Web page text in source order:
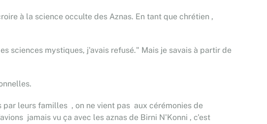
à la science occulte des Aznas. En tant que chrétien ,
sciences mystiques, j'avais refusé." Mais je savais à partir de
leurs familles , on ne vient pas aux cérémonies de
jamais vu ça avec les aznas de Birni N'Konni , c'est